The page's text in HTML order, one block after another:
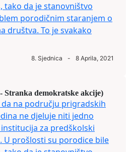
tako da je stanovništvo
porodičnim staranjem o
društva. To je svakako
8. Sjednica - 8 Aprila, 2021
Stranka demokratske akcije)
da na području prigradskih
ne djeluje niti jedno
za predškolski
U prošlosti su porodice bile